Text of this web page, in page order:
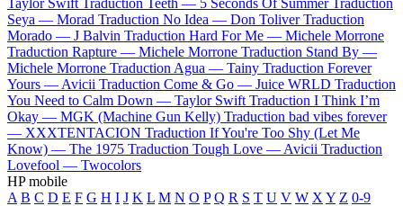
Seya — Morad Traduction No Idea — Don Toliver Traduction
Morado — J Balvin Traduction Hard For Me — Michele Morrone
Traduction Rapture — Michele Morrone Traduction Stand By —
Michele Morrone Traduction Agua — Tainy Traduction Forever
Yours — Avicii Traduction Come & Go — Juice WRLD Traduction
You Need to Calm Down — Taylor Swift Traduction I Think I’m
Okay — MGK (Machine Gun Kelly) Traduction bad vibes forever
— XXXTENTACION Traduction If You're Too Shy (Let Me
Know) — The 1975 Traduction Tough Love — Avicii Traduction
Lovefool — Twocolors
HP mobile
A B C D E F G H I J K L M N O P Q R S T U V W X Y Z 0-9